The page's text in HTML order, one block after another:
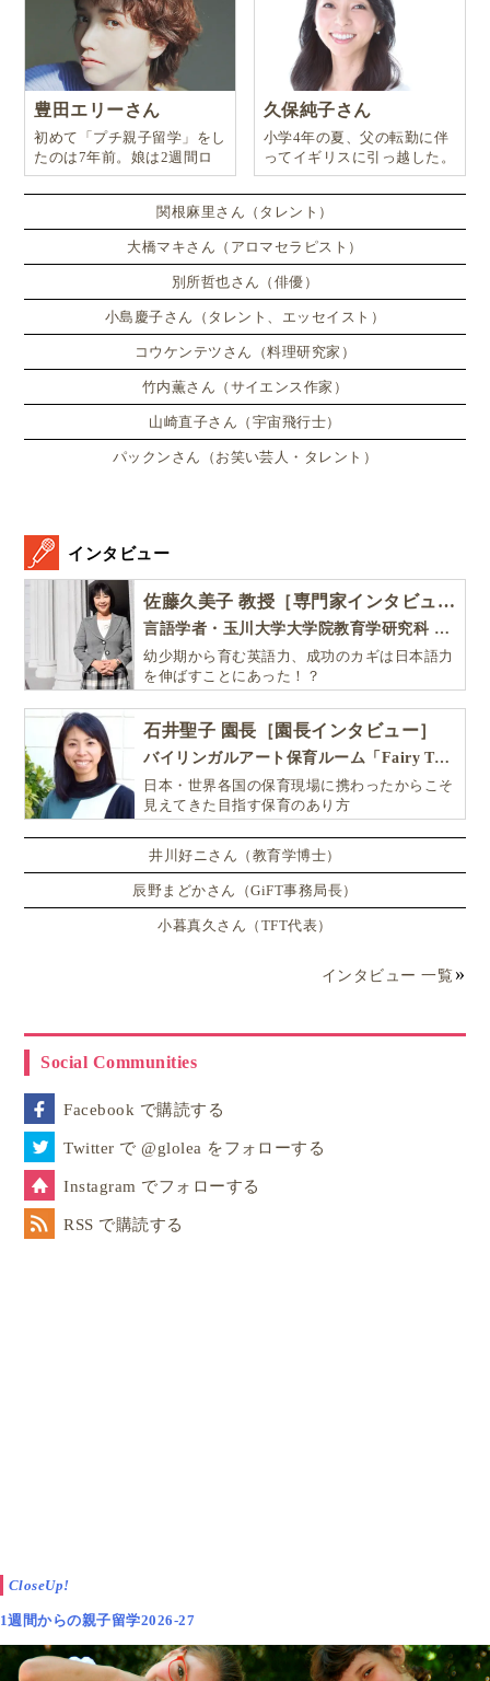
豊田エリーさん
初めて「プチ親子留学」をし
たのは7年前。娘は2週間ロ
ンドンのサマースクールに通
い、英語劇に挑戦したり、
久保純子さん
小学4年の夏、父の転勤に伴
ってイギリスに引っ越した。
関根麻里さん（タレント）
大橋マキさん（アロマセラピスト）
別所哲也さん（俳優）
小島慶子さん（タレント、エッセイスト）
コウケンテツさん（料理研究家）
竹内薫さん（サイエンス作家）
山崎直子さん（宇宙飛行士）
パックンさん（お笑い芸人・タレント）
インタビュー
佐藤久美子 教授［専門家インタビュー］
言語学者・玉川大学大学院教育学研究科 教授・NHK「えいごであそぼ」総合指導
幼少期から育む英語力、成功のカギは日本語力
を伸ばすことにあった！？
石井聖子 園長［園長インタビュー］
バイリンガルアート保育ルーム「Fairy Tale（フェアリーテイル）」
日本・世界各国の保育現場に携わったからこそ
見えてきた目指す保育のあり方
井川好ニさん（教育学博士）
辰野まどかさん（GiFT事務局長）
小暮真久さん（TFT代表）
インタビュー 一覧
Social Communities
Facebook で購読する
Twitter で @glolea をフォローする
Instagram でフォローする
RSS で購読する
CloseUp!
1週間からの親子留学2026-27